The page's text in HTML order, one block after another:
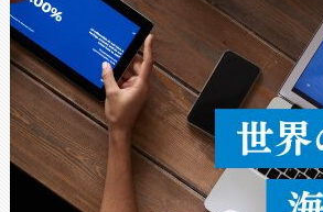
ることなく、単一
うにします。遠距
密度なスキャ […]